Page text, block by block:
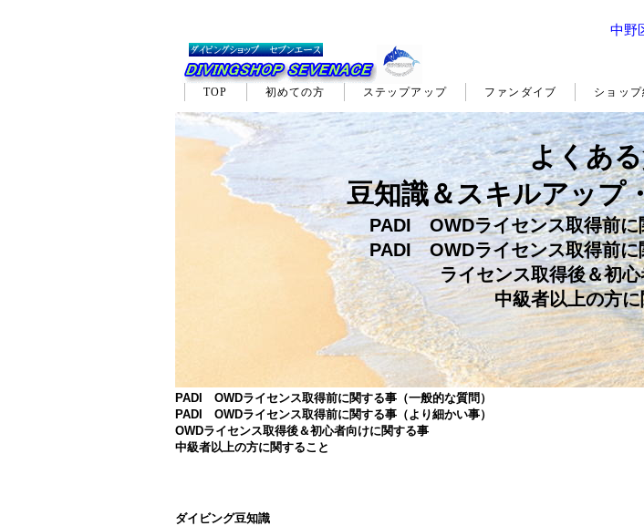
中野
よくあ
豆知識＆スキルアップ
PADI OWDライセンス取得前に
PADI OWDライセンス取得前に
ライセンス取得後＆初
中級者以上の方
PADI OWDライセンス取得前に関する事（一般的な質問）
PADI OWDライセンス取得前に関する事（より細かい事）
OWDライセンス取得後＆初心者向けに関する事
中級者以上の方に関すること
ダイビング豆知識
TOP 初めての方 ステップアップ ファンダイブ ショップ
Q&A・雑学